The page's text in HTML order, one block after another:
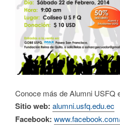
Conoce más de Alumni USFQ
Sitio web: alumni.usfq.edu.ec
Facebook: www.facebook.com